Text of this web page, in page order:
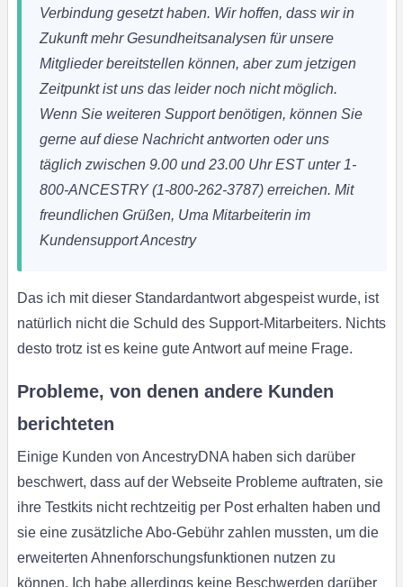
Verbindung gesetzt haben. Wir hoffen, dass wir in
Zukunft mehr Gesundheitsanalysen für unsere
Mitglieder bereitstellen können, aber zum jetzigen
Zeitpunkt ist uns das leider noch nicht möglich.
Wenn Sie weiteren Support benötigen, können Sie
gerne auf diese Nachricht antworten oder uns
täglich zwischen 9.00 und 23.00 Uhr EST unter 1-
800-ANCESTRY (1-800-262-3787) erreichen. Mit
freundlichen Grüßen, Uma Mitarbeiterin im
Kundensupport Ancestry
Das ich mit dieser Standardantwort abgespeist wurde, ist
natürlich nicht die Schuld des Support-Mitarbeiters. Nichts
desto trotz ist es keine gute Antwort auf meine Frage.
Probleme, von denen andere Kunden
berichteten
Einige Kunden von AncestryDNA haben sich darüber
beschwert, dass auf der Webseite Probleme auftraten, sie
ihre Testkits nicht rechtzeitig per Post erhalten haben und
sie eine zusätzliche Abo-Gebühr zahlen mussten, um die
erweiterten Ahnenforschungsfunktionen nutzen zu
können. Ich habe allerdings keine Beschwerden darüber